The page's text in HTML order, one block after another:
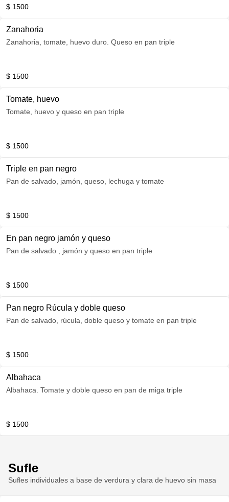
$ 1500
Zanahoria
Zanahoria, tomate, huevo duro. Queso en pan triple
$ 1500
Tomate, huevo
Tomate, huevo y queso en pan triple
$ 1500
Triple en pan negro
Pan de salvado, jamón, queso, lechuga y tomate
$ 1500
En pan negro jamón y queso
Pan de salvado , jamón y queso en pan triple
$ 1500
Pan negro Rúcula y doble queso
Pan de salvado, rúcula, doble queso y tomate en pan triple
$ 1500
Albahaca
Albahaca. Tomate y doble queso en pan de miga triple
$ 1500
Sufle
Sufles individuales a base de verdura y clara de huevo sin masa